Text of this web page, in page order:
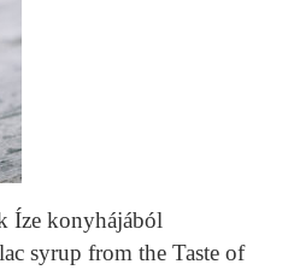
Íze konyhájából
syrup from the Taste of